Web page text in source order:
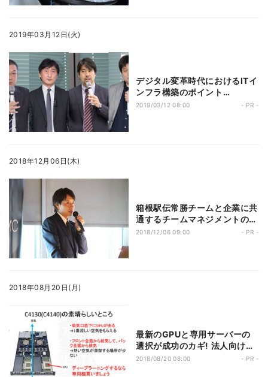
2019年03月12日(火)
デジタル変革時代におけるITイ
ンフラ構築のポイント
――Windows Server だけで
2019/03/12 08:00 - PR -
2018年12月06日(木)
箱根駅伝常勝チームと企業に共
通するチームマネジメントの重
要性とは
2018/12/06 09:00 - PR -
2018年08月20日(月)
最新のGPUと専用サーバーの
選択が成功のカギ! 法人向け自
動翻訳サービスを展開するロゼ
2018/08/20 08:00 - PR -